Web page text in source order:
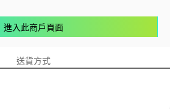
進入此商戶頁面
送貨方式